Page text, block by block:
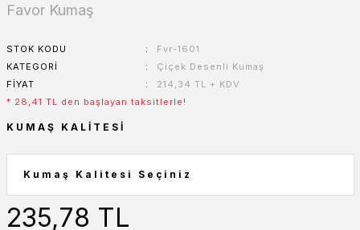
Favor Kumaş
STOK KODU
Fvr-1601
KATEGORI
Çiçek Desenli Kumaş
FIYAT
214,34 TL + KDV
* 28,41 TL den başlayan taksitlerle!
KUMAŞ KALITESI
235,78 TL